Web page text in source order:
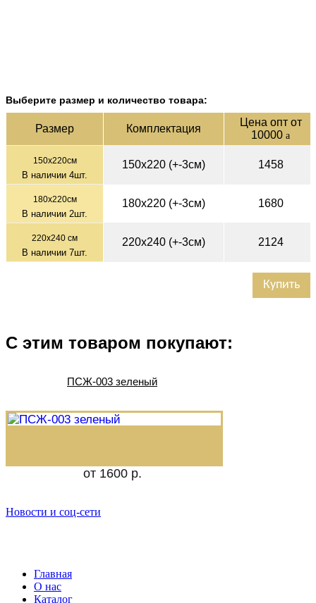
Выберите размер и количество товара:
Раз­мер Ком­плек­тация
Цена опт от
10000 a
150х220см
В наличии 4шт.
150х220 (+-3см) 1458
180х220см
В наличии 2шт.
180х220 (+-3см) 1680
220х240 см
В наличии 7шт.
220х240 (+-3см) 2124
Купить
С этим товаром покупают:
ПСЖ-003 зеленый
от 1600 р.
Новости и соц-сети
Главная
О нас
Каталог